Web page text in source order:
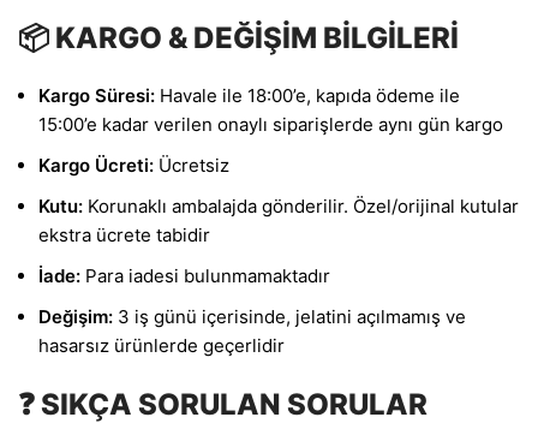
📦 KARGO & DEĞİŞİM BİLGİLERİ
Kargo Süresi: Havale ile 18:00’e, kapıda ödeme ile
15:00’e kadar verilen onaylı siparişlerde aynı gün kargo
Kargo Ücreti: Ücretsiz
Kutu: Korunaklı ambalajda gönderilir. Özel/orijinal kutular
ekstra ücrete tabidir
İade: Para iadesi bulunmamaktadır
Değişim: 3 iş günü içerisinde, jelatini açılmamış ve
hasarsız ürünlerde geçerlidir
❓ SIKÇA SORULAN SORULAR